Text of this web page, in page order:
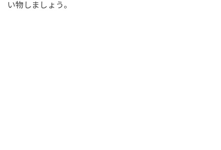
い物しましょう。